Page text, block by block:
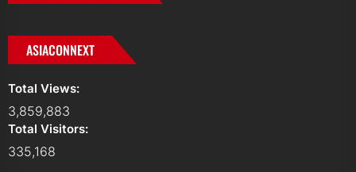
ASIACONNEXT
Total Views:
3,859,883
Total Visitors:
335,168